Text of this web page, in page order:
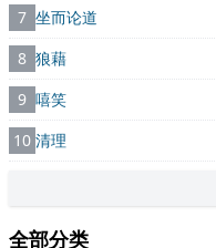
7 坐而论道
8 狼藉
9 嘻笑
10 清理
全部分类